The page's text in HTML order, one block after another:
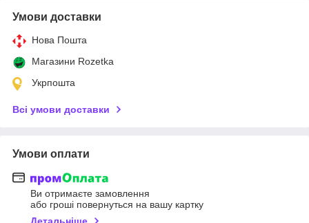
Умови доставки
Нова Пошта
Магазини Rozetka
Укрпошта
Всі умови доставки
Умови оплати
Ви отримаєте замовлення
або гроші повернуться на вашу картку